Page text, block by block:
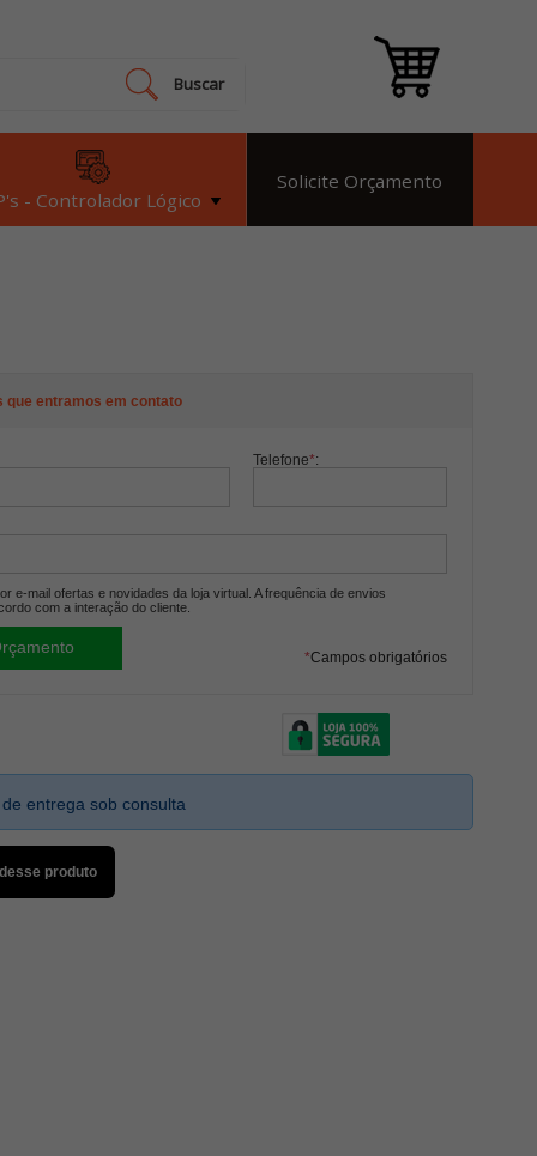
Buscar
- Controlador Lógico
Solicite Orçamento
que entramos em contato
Telefone*:
e-mail ofertas e novidades da loja virtual. A frequência de envios
com a interação do cliente.
*Campos obrigatórios
entrega sob consulta
produto